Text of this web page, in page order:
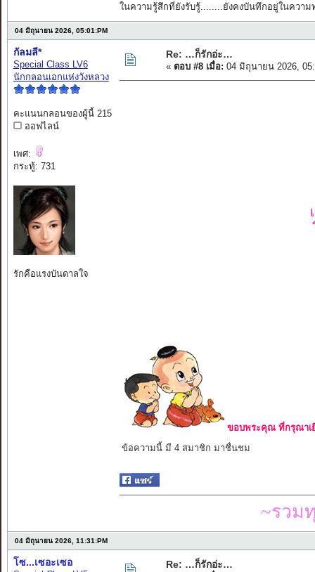
ในความรู้สึกที่ยังรับรู้........ยังคงบันทึกอยู่ในความ
04 มิถุนายน 2026, 05:01:PM
กัลมลี*
Special Class LV6
นักกลอนเอกแห่งวังหลวง
คะแนนกลอนของผู้นี้ 215
ออฟไลน์
เพศ:
กระทู้: 731
รักคือแรงบันดาลใจ
Re: …ก็รักอ่ะ…
« ตอบ #8 เมื่อ: 04 มิถุนายน 2026,
ขอบพระคุณ ที่กรุณาเ
ข้อความนี้ มี 4 สมาชิก มาชื่นชม
~รวม
04 มิถุนายน 2026, 11:31:PM
โซ...เซอะเซอ Re: …ก็รักอ่ะ…